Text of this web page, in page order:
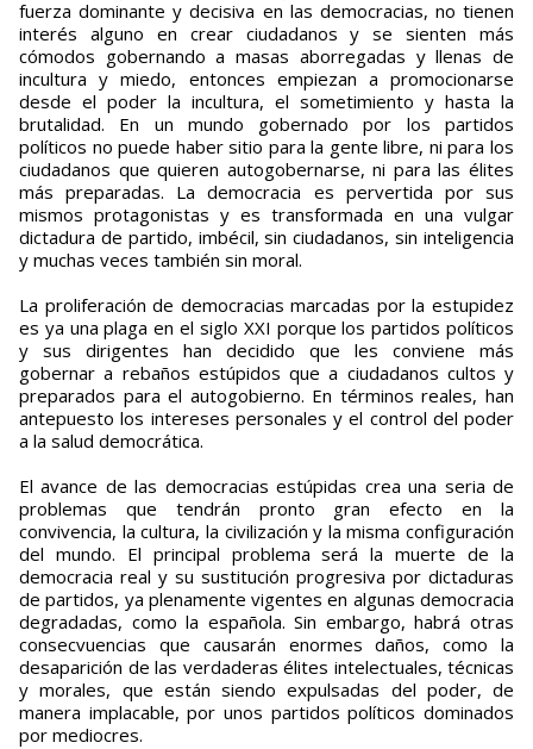
fuerza dominante y decisiva en las democracias, no tienen
interés alguno en crear ciudadanos y se sienten más
cómodos gobernando a masas aborregadas y llenas de
incultura y miedo, entonces empiezan a promocionarse
desde el poder la incultura, el sometimiento y hasta la
brutalidad. En un mundo gobernado por los partidos
políticos no puede haber sitio para la gente libre, ni para los
ciudadanos que quieren autogobernarse, ni para las élites
más preparadas. La democracia es pervertida por sus
mismos protagonistas y es transformada en una vulgar
dictadura de partido, imbécil, sin ciudadanos, sin inteligencia
y muchas veces también sin moral.
La proliferación de democracias marcadas por la estupidez
es ya una plaga en el siglo XXI porque los partidos políticos
y sus dirigentes han decidido que les conviene más
gobernar a rebaños estúpidos que a ciudadanos cultos y
preparados para el autogobierno. En términos reales, han
antepuesto los intereses personales y el control del poder
a la salud democrática.
El avance de las democracias estúpidas crea una seria de
problemas que tendrán pronto gran efecto en la
convivencia, la cultura, la civilización y la misma configuración
del mundo. El principal problema será la muerte de la
democracia real y su sustitución progresiva por dictaduras
de partidos, ya plenamente vigentes en algunas democracia
degradadas, como la española. Sin embargo, habrá otras
consecvuencias que causarán enormes daños, como la
desaparición de las verdaderas élites intelectuales, técnicas
y morales, que están siendo expulsadas del poder, de
manera implacable, por unos partidos políticos dominados
por mediocres.